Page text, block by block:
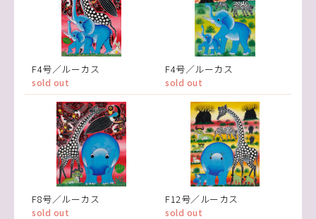
F4号／ルーカス
sold out
F4号／ルーカス
sold out
F8号／ルーカス
sold out
F12号／ルーカス
sold out